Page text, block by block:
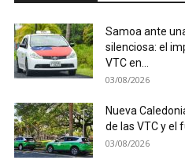
Samoa ante
silenciosa: el
VTC en...
03/08/2026
Nueva
de las VTC y el
03/08/2026